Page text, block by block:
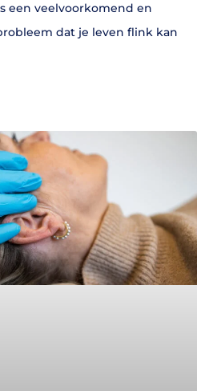
een veelvoorkomend en
dat je leven flink kan